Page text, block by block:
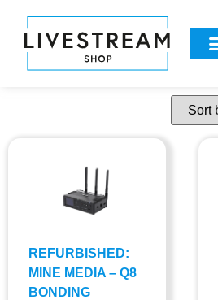
REFURBISHED:
MINE MEDIA – Q8
BONDING